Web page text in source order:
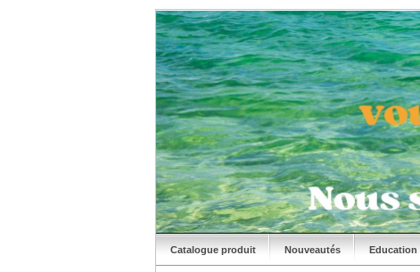
Catalogue produit Nouveautés Education